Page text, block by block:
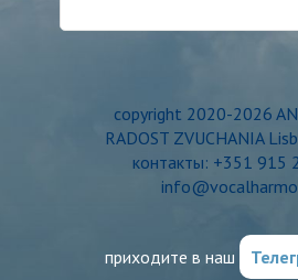
copyright 2020-2026
RADOST ZVUCHANIA
контакты: +351 915
приходите в наш